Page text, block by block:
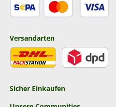
Sicher Einkaufen
Versandarten